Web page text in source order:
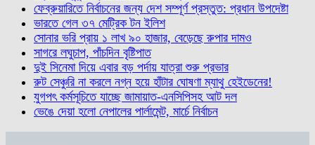
ফেব্রুয়ারিতে নির্বাচনের জন্য দেশ সম্পূর্ণ প্রস্তুত: প্রধান উপদেষ্টা
ভারতে গেল ৩৭ মেট্রিক টন ইলিশ
সোনার ভরি প্রায় ১ লাখ ৯০ হাজার, বেড়েছে রুপার দামও
সাগরে লঘুচাপ, পাঁচদিন বৃষ্টিপাত
দুই সিনেমা দিয়ে এবার বড় পর্দায় যাত্রা শুরু প্রভার
রুট সেঞ্চুরি না করলে নগ্ন হয়ে হাঁটার ঘোষণা ম্যাথু হেইডেনের!
যুগপৎ কর্মসূচিতে যাচ্ছে জামায়াত-এনসিপিসহ আট দল
ভেঙে দেয়া হলো নেপালের পার্লামেন্ট, মার্চে নির্বাচন